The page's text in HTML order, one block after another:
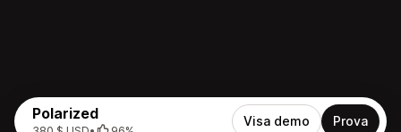
Polarized Visa demo Prova